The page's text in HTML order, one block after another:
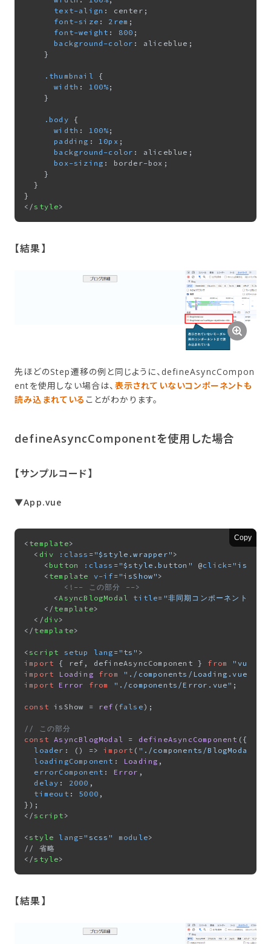
text-align : center;
font-size : 2rem ;
font-weight : 800 ;
background-color : aliceblue;
    }
.thumbnail
{
width : 100% ;
    }
.body {
width : 100% ;
padding : 10px ;
background-color : aliceblue;
box-sizing : border-box;
    }
  }
</ style>
【結果​】
先ほどのStep遷移の例と同じように、defineAsyncCompon
entを使用しない場合は、 表示されていないコンポーネントも
読み込まれている ことがわかります。
defineAsyncComponentを​使用した​場合
【サンプルコード】
▼App.vue
Copy
< template>
< div :class = "$style.wrapper" >
< button :class = "$style.button" @click =
< template v-if = "isShow" >
<!-- この部分 -->
< AsyncBlogModal title= "非同期コンポーネント"
</ template>
</ div>
</ template>
< script setup lang = "ts" >
import { ref, defineAsyncComponent } from "vue"
import
Loading from "./components/Loading.vue"
import
Error from "./components/Error.vue" ;
const isShow = ref ( false);
// この部分
const
AsyncBlogModal = defineAsyncComponent ({
loader : () => import ( "./components/
loadingComponent : Loading ,
errorComponent : Error ,
delay : 2000 ,
timeout : 5000 ,
</ script >
< style lang= "scss" module>
</ style>
【結果​】